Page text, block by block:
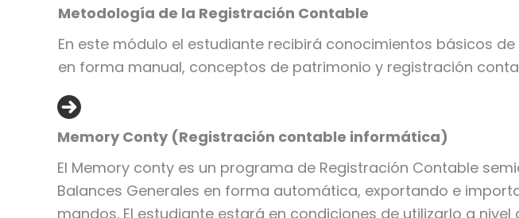
Metodología de la Registración Contable
En este módulo el estudiante recibirá conocimientos básicos
en forma manual, conceptos de patrimonio y registración
Memory Conty (Registración contable informática)
El Memory conty es un programa de Registración Contable
Balances Generales en forma automática, exportando e
mandos. El estudiante estará en condiciones de utilizarlo a nivel